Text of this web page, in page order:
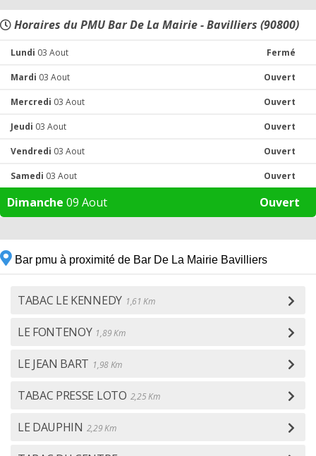
Horaires du PMU Bar De La Mairie - Bavilliers (90800)
Lundi 03 Aout Fermé
Mardi 03 Aout Ouvert
Mercredi 03 Aout Ouvert
Jeudi 03 Aout Ouvert
Vendredi 03 Aout Ouvert
Samedi 03 Aout Ouvert
Dimanche 09 Aout Ouvert
Bar pmu à proximité de Bar De La Mairie Bavilliers
TABAC LE KENNEDY 1,61 Km
LE FONTENOY 1,89 Km
LE JEAN BART 1,98 Km
TABAC PRESSE LOTO 2,25 Km
LE DAUPHIN 2,29 Km